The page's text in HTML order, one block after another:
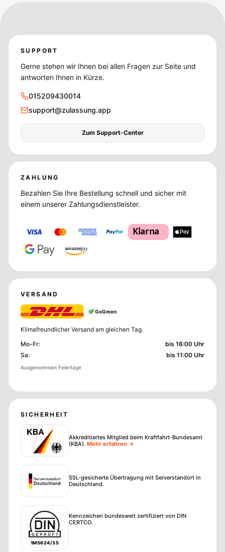
SUPPORT
Gerne stehen wir Ihnen bei allen Fragen zur Seite und
antworten Ihnen in Kürze.
015209430014
support@zulassung.app
Zum Support-Center
ZAHLUNG
Bezahlen Sie Ihre Bestellung schnell und sicher mit
einem unserer Zahlungsdienstleister.
Klarna
amazonpay
VERSAND
GoGreen
Klimafreundlicher Versand am gleichen Tag.
Mo-Fr:
bis 16:00 Uhr
Sa: bis 11:00 Uhr
Ausgenommen Feiertage
SICHERHEIT
Akkreditiertes Mitglied beim Kraftfahrt-Bundesamt
(KBA). Mehr erfahren →
SSL-gesicherte Übertragung mit Serverstandort in
Deutschland.
1M5624/35
Kennzeichen bundesweit zertifiziert von DIN
CERTCO.